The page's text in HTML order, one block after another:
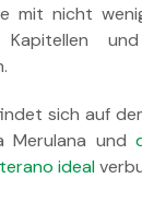
mit nicht
sich auf
Merulana und
ideal